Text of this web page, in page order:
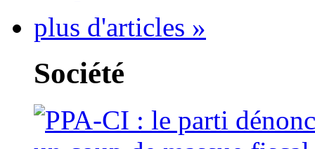
plus d'articles »
Société